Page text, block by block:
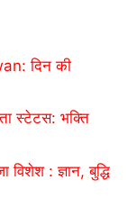
दिन की
स्टेटस: भक्ति
: ज्ञान, बुद्धि